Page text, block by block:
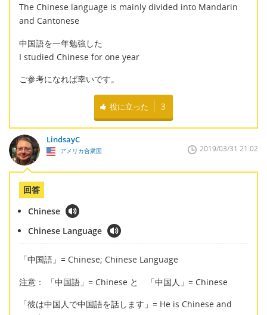
The Chinese language is mainly divided into Mandarin
and Cantonese
中国語を一年勉強した
I studied Chinese for one year
ご参考になれば幸いです。
役に立った 3
LindsayC
アメリカ合衆国 2019/03/31 21:02
回答
Chinese
Chinese Language
「中国語」= Chinese; Chinese Language
注意： 「中国語」= Chinese と 「中国人」= Chinese
「彼は中国人で中国語を話します」= He is Chinese and